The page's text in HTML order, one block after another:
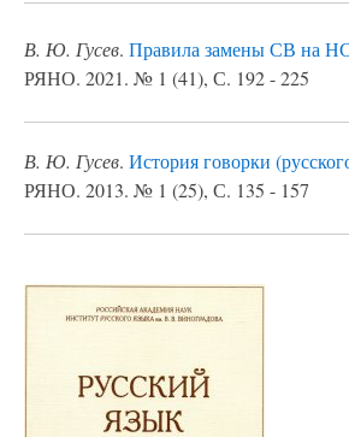
В. Ю. Гусев. Правила замены СВ на
РЯНО. 2021. № 1 (41), С. 192 - 225
В. Ю. Гусев. История говорки
РЯНО. 2013. № 1 (25), С. 135 - 157